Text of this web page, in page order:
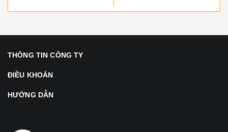
THÔNG TIN CÔNG TY
ĐIỀU KHOẢN
HƯỚNG DẪN